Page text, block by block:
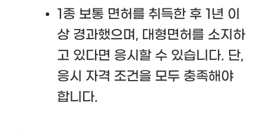
1종 보통 면허를 취득한 후 1년 이
상 경과했으며, 대형면허를 소지하
고 있다면 응시할 수 있습니다. 단,
응시 자격 조건을 모두 충족해야
합니다​​.